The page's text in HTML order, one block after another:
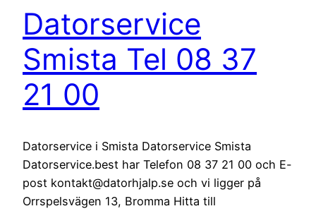
Datorservice
Smista Tel 08 37
21 00
Datorservice i Smista Datorservice Smista
Datorservice.best har Telefon 08 37 21 00 och E-
post kontakt@datorhjalp.se och vi ligger på
Orrspelsvägen 13, Bromma Hitta till